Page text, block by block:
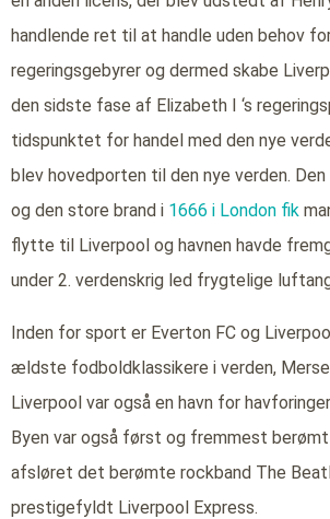
handlende ret til at handle uden behov
regeringsgebyrer og dermed skabe
den sidste fase af Elizabeth I ‘s
tidspunktet for handel med den nye
blev hovedporten til den nye verden.
og den store brand i 1666 i London fik
flytte til Liverpool og havnen havde
under 2. verdenskrig led frygtelige
Inden for sport er Everton FC og
ældste fodboldklassikere i verden,
Liverpool var også en havn for
Byen var også først og fremmest
afsløret det berømte rockband The
prestigefyldt Liverpool Express.